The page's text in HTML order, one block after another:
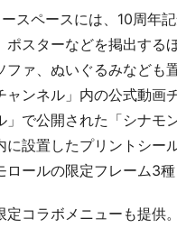
スペースには、10周年
ポスターなどを掲出する
ファ、ぬいぐるみなども
ャンネル」内の公式動画
」で公開された「シナモ
に設置したプリントシー
ロールの限定フレーム3種
コラボメニューも提供